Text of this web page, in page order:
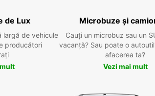
de Lux
largă de vehicule
producători
Microbuze și
Cauți un microbuz sau un
vacanță? Sau poate o
afacerea ta?
Vezi mai mult